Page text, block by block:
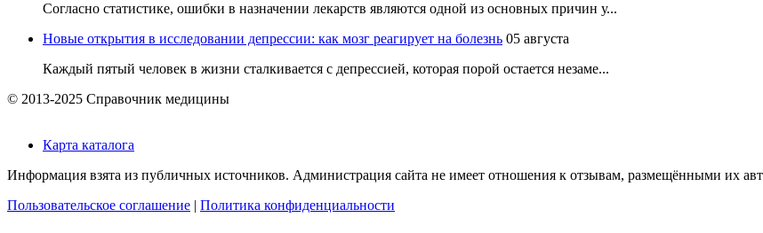
Согласно статистике, ошибки в назначении лекарств являются одной из основных причин у...
Новые открытия в исследовании депрессии: как мозг реагирует на болезнь 05 августа
Каждый пятый человек в жизни сталкивается с депрессией, которая порой остается незаме...
© 2013-2025 Справочник медицины
Карта каталога
Информация взята из публичных источников. Администрация сайта не имеет отношения к отзывам, размещёнными их
Пользовательское соглашение
Политика конфиденциальности